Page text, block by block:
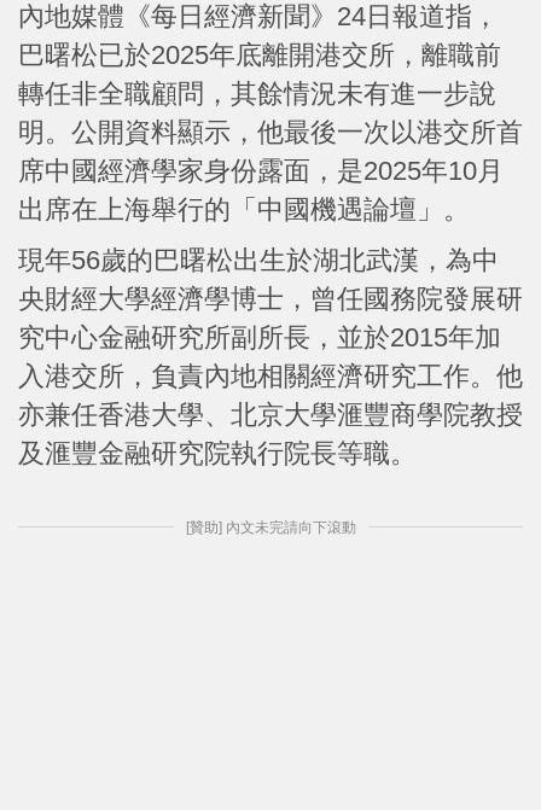
內地媒體《每日經濟新聞》24日報道指，
巴曙松已於2025年底離開港交所，離職前
轉任非全職顧問，其餘情況未有進一步說
明。公開資料顯示，他最後一次以港交所首
席中國經濟學家身份露面，是2025年10月
出席在上海舉行的「中國機遇論壇」。
現年56歲的巴曙松出生於湖北武漢，為中
央財經大學經濟學博士，曾任國務院發展研
究中心金融研究所副所長，並於2015年加
入港交所，負責內地相關經濟研究工作。他
亦兼任香港大學、北京大學滙豐商學院教授
及滙豐金融研究院執行院長等職。
[贊助] 內文未完請向下滾動